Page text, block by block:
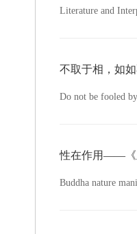
Literature and
不取于相，如
Do not be fooled
性在作用——《
Buddha nature